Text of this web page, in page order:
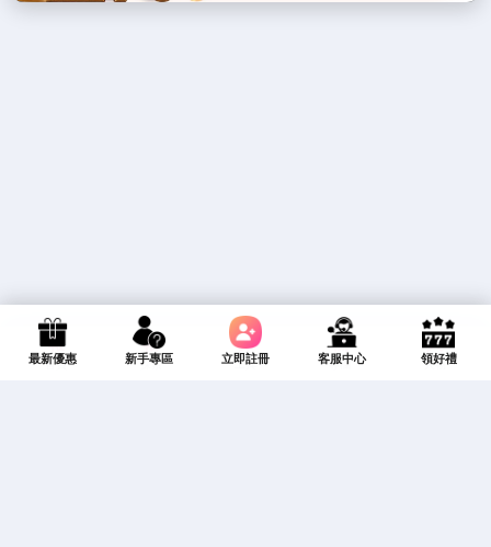
報
首頁
帖
探索
算
工具
欄
專欄
人
人物
最新優惠 新手專區 立即註冊 客服中心 領好禮